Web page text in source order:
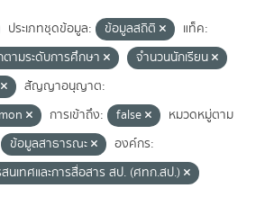
ประเภทชุดข้อมูล: ข้อมูลสถิติ
แท็ค:
ตามระดับการศึกษา
จำนวนนักเรียน
สัญญาอนุญาต:
การเข้าถึง: false
หมวดหมู่ตาม
ข้อมูลสาธารณะ
องค์กร:
นเทศและการสื่อสาร สป. (ศทก.สป.)